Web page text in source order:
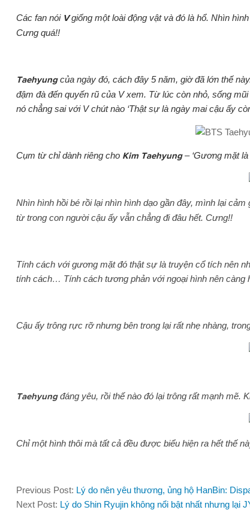
Các fan nói Vgiống một loài động vật và đó là hổ. Nhìn
Cưng quá!!
Taehyungcủa ngày đó, cách đây 5 năm, giờ đã lớn thế
đậm đà đến quyến rũ của V xem. Từ lúc còn nhỏ, sống
nó chẳng sai với V chút nào ‘Thật sự là ngày mai cậu ấy
Cụm từ chỉ dành riêng cho Kim Taehyung– ‘Gương mặt là
Nhìn hình hồi bé rồi lại nhìn hình dạo gần đây, mình lại cảm
từ trong con người cậu ấy vẫn chẳng đi đâu hết. Cưng!!
Tính cách với gương mặt đó thật sự là truyện cổ tích nên
tính cách… Tính cách tương phản với ngoại hình nên càng
Cậu ấy trông rực rỡ nhưng bên trong lại rất nhẹ nhàng,
Taehyungđáng yêu, rồi thế nào đó lại trông rất mạnh mẽ.
Chỉ một hình thôi mà tất cả đều được biểu hiện ra hết thế
Previous Post: Lý do nên yêu thương, ủng hộ HanBin:
Next Post: Lý do Shin Ryujin không nổi bật nhất nhưng lại